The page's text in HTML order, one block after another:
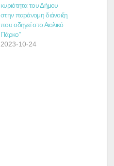
κυριότητα του Δήμου
στην παράνομη διάνοιξη
που οδηγεί στο Αιολικό
Πάρκο”
2023-10-24